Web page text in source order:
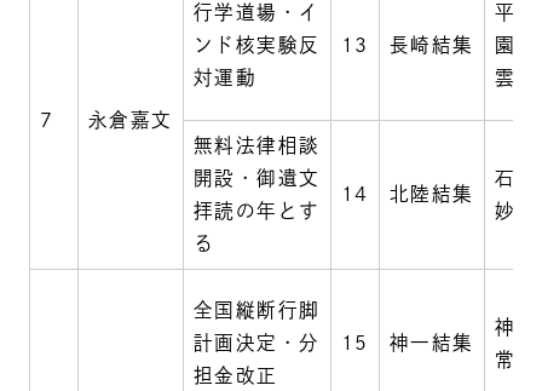
7 永倉嘉文
行学道場・イ
ンド核実験反
対運動
13 長崎結集
平和
園
雲仙
無料法律相談
開設・御遺文
拝読の年とす
る
14 北陸結集
石川
妙成
全国縦断行脚
計画決定・分
担金改正
15 神一結集
神奈
常照